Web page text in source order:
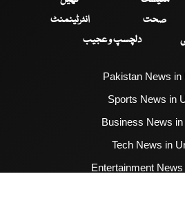
صحت
انٹرٹینمنٹ
دلچسپ و عجیب
Pakistan News in
Sports News in
Business News
Tech News in
Entertainment